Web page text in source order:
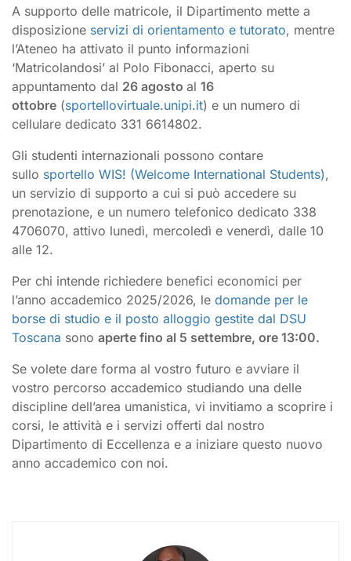
A supporto delle matricole, il Dipartimento mette a
disposizione servizi di orientamento e tutorato, mentre
l’Ateneo ha attivato il punto informazioni
‘Matricolandosi’ al Polo Fibonacci, aperto su
appuntamento dal 26 agosto al 16
ottobre (sportellovirtuale.unipi.it) e un numero di
cellulare dedicato 331 6614802.
Gli studenti internazionali possono contare
sullo sportello WIS! (Welcome International Students),
un servizio di supporto a cui si può accedere su
prenotazione, e un numero telefonico dedicato 338
4706070, attivo lunedì, mercoledì e venerdì, dalle 10
alle 12.
Per chi intende richiedere benefici economici per
l’anno accademico 2025/2026, le domande per le
borse di studio e il posto alloggio gestite dal DSU
Toscana sono aperte fino al 5 settembre, ore 13:00.
Se volete dare forma al vostro futuro e avviare il
vostro percorso accademico studiando una delle
discipline dell’area umanistica, vi invitiamo a scoprire i
corsi, le attività e i servizi offerti dal nostro
Dipartimento di Eccellenza e a iniziare questo nuovo
anno accademico con noi.